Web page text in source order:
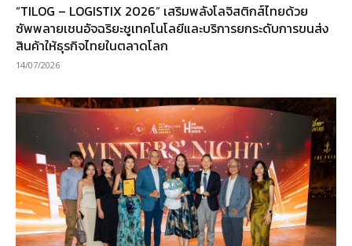
“TILOG – LOGISTIX 2026” เสริมพลังโลจิสติกส์ไทยด้วย
ซัพพลายเชนอัจฉริยะชูเทคโนโลยีและบริการยกระดับการขนส่ง
สินค้าให้ธุรกิจไทยในตลาดโลก
14/07/2026